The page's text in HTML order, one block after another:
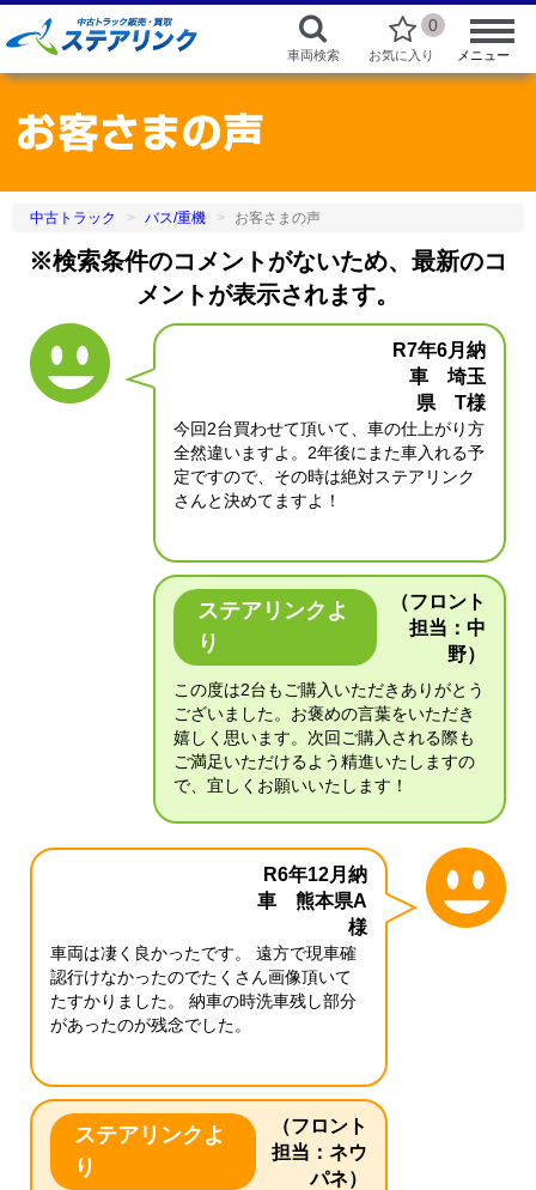
車両検索
0
お気に入り メニュー
中古トラック バス/重機 お客さまの声
※検索条件のコメントがないため、最新のコ
メントが表示されます。
R7年6月納
車 埼玉
県 T様
今回2台買わせて頂いて、車の仕上がり方
全然違いますよ。2年後にまた車入れる予
定ですので、その時は絶対ステアリンク
さんと決めてますよ！
ステアリンクよ
り
（フロント
担当：中
野）
この度は2台もご購入いただきありがとう
ございました。お褒めの言葉をいただき
嬉しく思います。次回ご購入される際も
ご満足いただけるよう精進いたしますの
で、宜しくお願いいたします！
R6年12月納
車 熊本県A
様
車両は凄く良かったです。 遠方で現車確
認行けなかったのでたくさん画像頂いて
たすかりました。 納車の時洗車残し部分
があったのが残念でした。
ステアリンクよ
り
（フロント
担当：ネウ
パネ）